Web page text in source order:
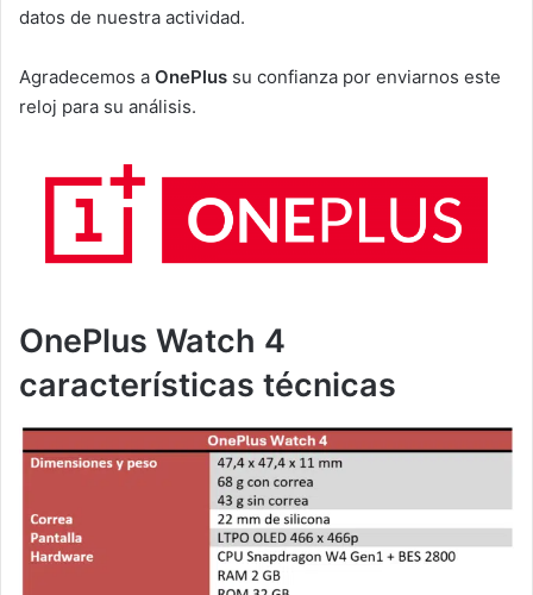
datos de nuestra actividad.
Agradecemos a OnePlus su confianza por enviarnos este
reloj para su análisis.
OnePlus Watch 4
características técnicas